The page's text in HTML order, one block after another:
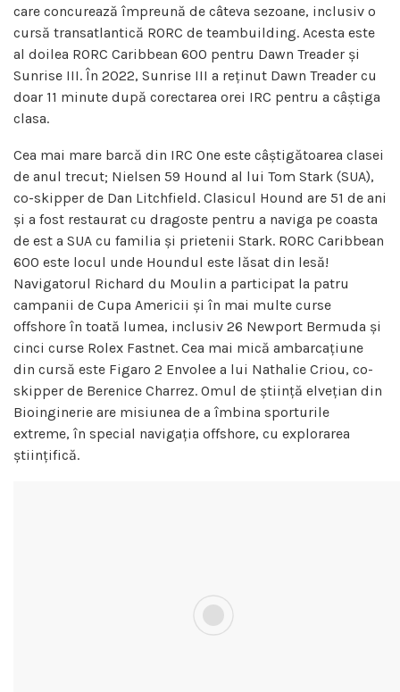
care concurează împreună de câteva sezoane, inclusiv o
cursă transatlantică RORC de teambuilding. Acesta este
al doilea RORC Caribbean 600 pentru Dawn Treader și
Sunrise III. În 2022, Sunrise III a reținut Dawn Treader cu
doar 11 minute după corectarea orei IRC pentru a câștiga
clasa.
Cea mai mare barcă din IRC One este câștigătoarea clasei
de anul trecut; Nielsen 59 Hound al lui Tom Stark (SUA),
co-skipper de Dan Litchfield. Clasicul Hound are 51 de ani
și a fost restaurat cu dragoste pentru a naviga pe coasta
de est a SUA cu familia și prietenii Stark. RORC Caribbean
600 este locul unde Houndul este lăsat din lesă!
Navigatorul Richard du Moulin a participat la patru
campanii de Cupa Americii și în mai multe curse
offshore în toată lumea, inclusiv 26 Newport Bermuda și
cinci curse Rolex Fastnet. Cea mai mică ambarcațiune
din cursă este Figaro 2 Envolee a lui Nathalie Criou, co-
skipper de Berenice Charrez. Omul de știință elvețian din
Bioinginerie are misiunea de a îmbina sporturile
extreme, în special navigația offshore, cu explorarea
științifică.